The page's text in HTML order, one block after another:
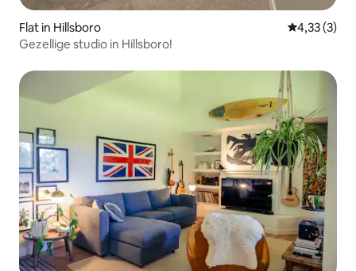
Flat in Hillsboro
4,33 (3)
Gezellige studio in Hillsboro!